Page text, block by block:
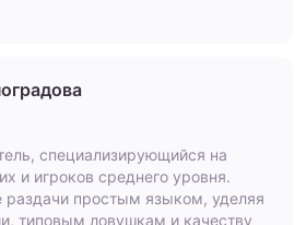
специализирующийся на
и игроков среднего уровня.
простым языком, уделяя
типовым ловушкам и качеству